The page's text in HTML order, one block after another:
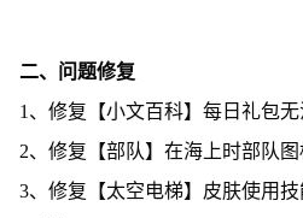
二、问题修复
1、修复【小文百科】每日礼包
2、修复【部队】在海上时部队
3、修复【太空电梯】皮肤使用